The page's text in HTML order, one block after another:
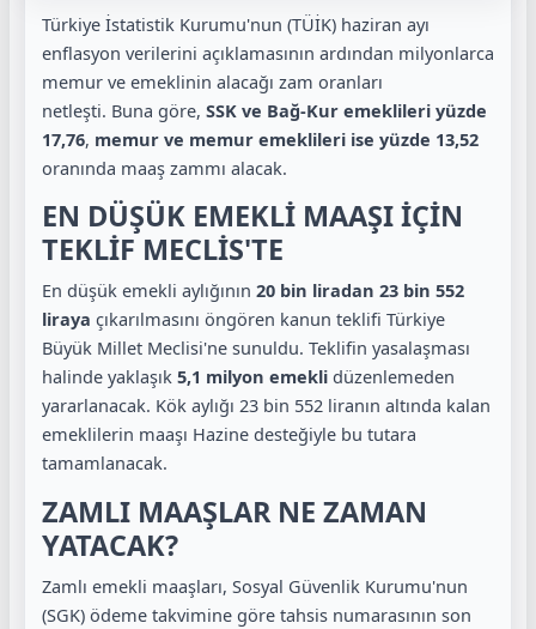
Türkiye İstatistik Kurumu'nun (TÜİK) haziran ayı
enflasyon verilerini açıklamasının ardından milyonlarca
memur ve emeklinin alacağı zam oranları
netleşti. Buna göre, SSK ve Bağ-Kur emeklileri yüzde
17,76, memur ve memur emeklileri ise yüzde 13,52
oranında maaş zammı alacak.
EN DÜŞÜK EMEKLİ MAAŞI İÇİN
TEKLİF MECLİS'TE
En düşük emekli aylığının 20 bin liradan 23 bin 552
liraya çıkarılmasını öngören kanun teklifi Türkiye
Büyük Millet Meclisi'ne sunuldu. Teklifin yasalaşması
halinde yaklaşık 5,1 milyon emekli düzenlemeden
yararlanacak. Kök aylığı 23 bin 552 liranın altında kalan
emeklilerin maaşı Hazine desteğiyle bu tutara
tamamlanacak.
ZAMLI MAAŞLAR NE ZAMAN
YATACAK?
Zamlı emekli maaşları, Sosyal Güvenlik Kurumu'nun
(SGK) ödeme takvimine göre tahsis numarasının son